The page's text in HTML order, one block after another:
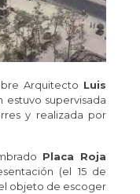
Arquitecto Luis
estuvo supervisada
y realizada por
Placa Roja
(el 15 de
objeto de escoger